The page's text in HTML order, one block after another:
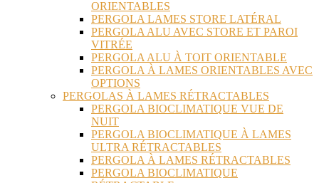
ORIENTABLES
PERGOLA LAMES STORE LATÉRAL
PERGOLA ALU AVEC STORE ET PAROI
VITRÉE
PERGOLA ALU À TOIT ORIENTABLE
PERGOLA À LAMES ORIENTABLES AVEC
OPTIONS
PERGOLAS À LAMES RÉTRACTABLES
PERGOLA BIOCLIMATIQUE VUE DE
NUIT
PERGOLA BIOCLIMATIQUE À LAMES
ULTRA RÉTRACTABLES
PERGOLA À LAMES RÉTRACTABLES
PERGOLA BIOCLIMATIQUE